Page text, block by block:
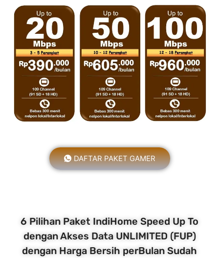
DAFTAR PAKET GAMER
6 Pilihan Paket IndiHome Speed Up To
dengan Akses Data UNLIMITED (FUP)
dengan Harga Bersih perBulan Sudah